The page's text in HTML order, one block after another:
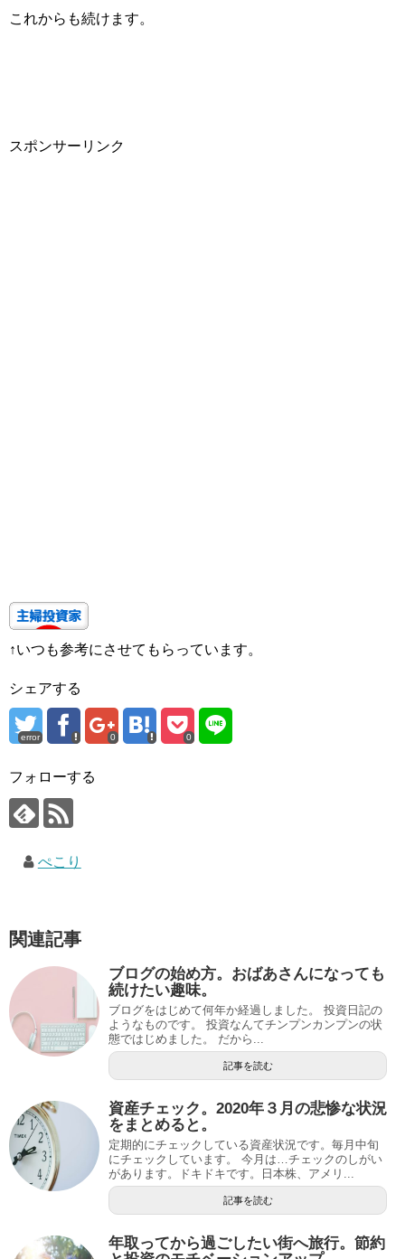
これからも続けます。
スポンサーリンク
↑いつも参考にさせてもらっています。
シェアする
error 0 0
フォローする
ぺこり
関連記事
ブログの始め方。おばあさんになっても
続けたい趣味。
ブログをはじめて何年か経過しました。 投資日記の
ようなものです。 投資なんてチンプンカンプンの状
態ではじめました。 だから...
記事を読む
資産チェック。2020年３月の悲惨な状況
をまとめると。
定期的にチェックしている資産状況です。毎月中旬
にチェックしています。 今月は…チェックのしがい
があります。ドキドキです。日本株、アメリ...
記事を読む
年取ってから過ごしたい街へ旅行。節約